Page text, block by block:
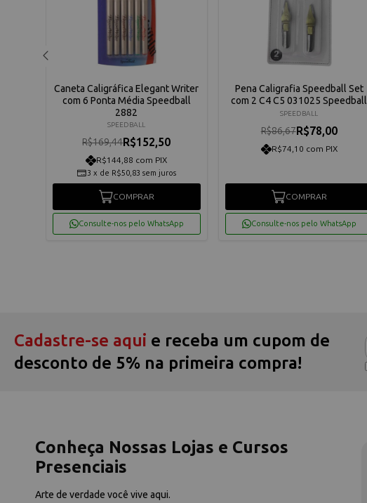
Caneta Caligráfica Elegant Writer
com 6 Ponta Média Speedball
2882
SPEEDBALL
R$169,44R$152,50
R$144,88 com PIX
3 x de R$50,83 sem juros
COMPRAR
Consulte-nos pelo WhatsApp
Pena Caligrafia Speedball Set
com 2 C4 C5 031025 Speedball
SPEEDBALL
R$86,67R$78,00
R$74,10 com PIX
COMPRAR
Consulte-nos pelo WhatsApp
Cadastre-se aqui e receba um cupom de
desconto de 5% na primeira compra!
Conheça Nossas Lojas e Cursos
Presenciais
Arte de verdade você vive aqui.